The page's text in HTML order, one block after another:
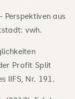
Perspektiven aus
vwh.
Profit Split
IIFS, Nr. 191.